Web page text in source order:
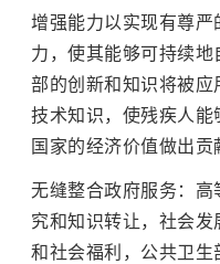
增强能力以实现有尊
力，使其能够可持续
部的创新和知识将被应
技术知识，使残疾人能
国家的经济价值做出贡
无缝整合政府服务：
究和知识转让，社会
和社会福利，公共卫